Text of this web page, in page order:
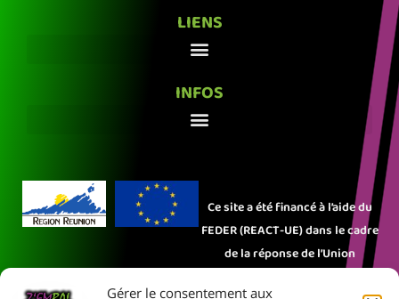
Gérer le consentement aux
LIENS
INFOS
Ce site a été financé à l’aide du
FEDER (REACT-UE) dans le cadre
de la réponse de l’Union